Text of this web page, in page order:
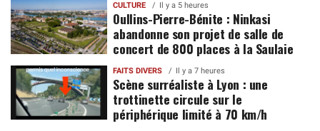
CULTURE Il y a 5 heures
Oullins-Pierre-Bénite : Ninkasi
abandonne son projet de salle de
concert de 800 places à la Saulaie
FAITS DIVERS Il y a 7 heures
Scène surréaliste à Lyon : une
trottinette circule sur le
périphérique limité à 70 km/h